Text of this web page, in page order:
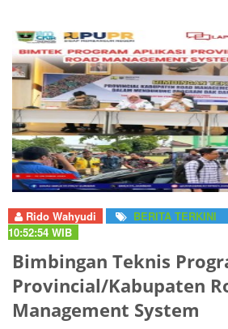
Rido Wahyudi BERITA TERKINI
10:52:54 WIB
Bimbingan Teknis
Provincial/Kabupaten
Management System